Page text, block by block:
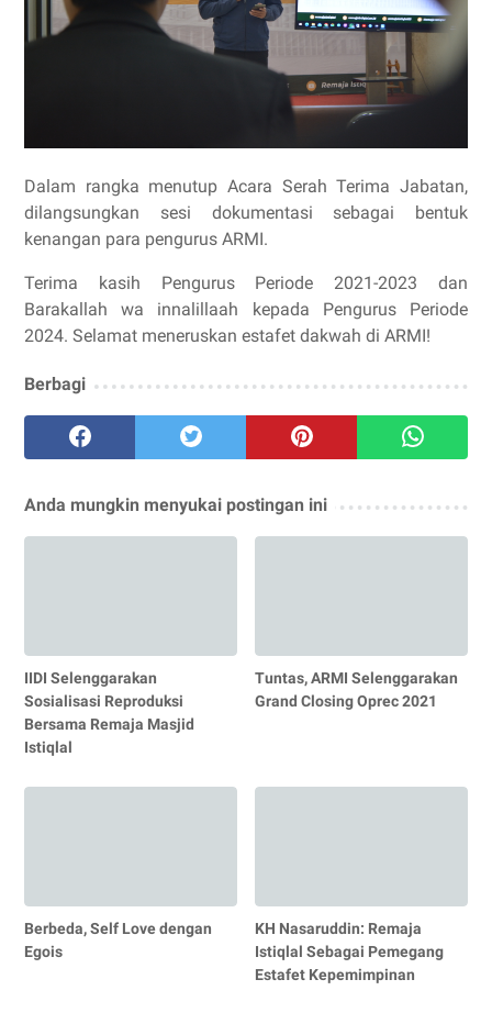
Dalam rangka menutup Acara Serah Terima Jabatan,
dilangsungkan sesi dokumentasi sebagai bentuk
kenangan para pengurus ARMI.
Terima kasih Pengurus Periode 2021-2023 dan
Barakallah wa innalillaah kepada Pengurus Periode
2024. Selamat meneruskan estafet dakwah di ARMI!
Berbagi
Anda mungkin menyukai postingan ini
IIDI Selenggarakan
Sosialisasi Reproduksi
Bersama Remaja Masjid
Istiqlal
Tuntas, ARMI Selenggarakan
Grand Closing Oprec 2021
Berbeda, Self Love dengan
Egois
KH Nasaruddin: Remaja
Istiqlal Sebagai Pemegang
Estafet Kepemimpinan